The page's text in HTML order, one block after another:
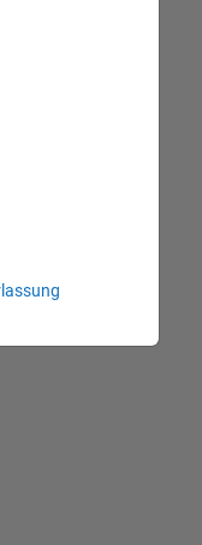
Developer (m/f/d)